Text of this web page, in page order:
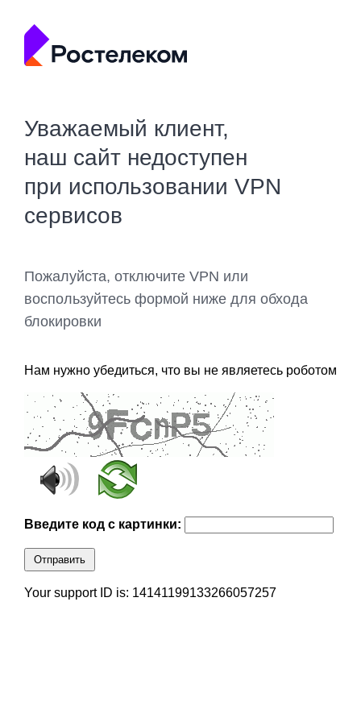
Уважаемый клиент,
наш сайт недоступен
при использовании VPN
сервисов
Пожалуйста, отключите VPN или
воспользуйтесь формой ниже для обхода
блокировки
Нам нужно убедиться, что вы не являетесь роботом
Введите код с картинки:
Отправить
Your support ID is: 14141199133266057257